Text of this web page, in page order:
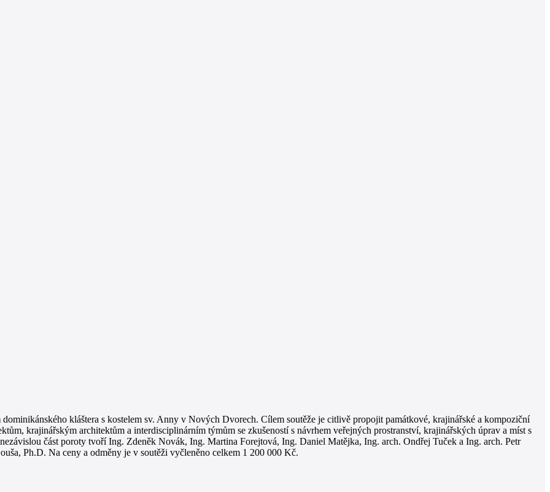
dominikánského kláštera s kostelem sv. Anny v Nových Dvorech. Cílem soutěže je citlivě propojit památkové, krajinářské a kompoziční
krajinářským architektům a interdisciplinárním týmům se zkušeností s návrhem veřejných prostranství, krajinářských úprav a míst s
část poroty tvoří Ing. Zdeněk Novák, Ing. Martina Forejtová, Ing. Daniel Matějka, Ing. arch. Ondřej Tuček a Ing. arch. Petr
Ph.D. Na ceny a odměny je v soutěži vyčleněno celkem 1 200 000 Kč.